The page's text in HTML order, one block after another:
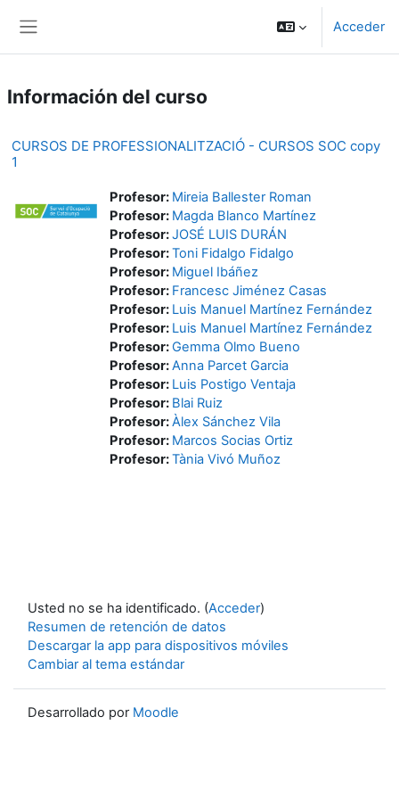
Acceder
Información del curso
CURSOS DE PROFESSIONALITZACIÓ - CURSOS SOC copy
1
Profesor: Mireia Ballester Roman
Profesor: Magda Blanco Martínez
Profesor:JOSÉ LUIS DURÁN
Profesor:Toni Fidalgo Fidalgo
Profesor: Miguel Ibáñez
Profesor: Francesc Jiménez Casas
Profesor: Luis Manuel Martínez Fernández
Profesor: Luis Manuel Martínez Fernández
Profesor:Gemma Olmo Bueno
Profesor:Anna Parcet Garcia
Profesor: Luis Postigo Ventaja
Profesor: Blai Ruiz
Profesor:Àlex Sánchez Vila
Profesor: Marcos Socias Ortiz
Profesor:Tània Vivó Muñoz
Usted no se ha identificado. (Acceder)
Resumen de retención de datos
Descargar la app para dispositivos móviles
Cambiar al tema estándar
Desarrollado por Moodle